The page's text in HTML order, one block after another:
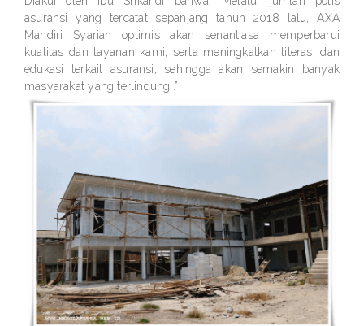
asuransi yang tercatat sepanjang tahun 2018 lalu, AXA
Mandiri Syariah optimis akan senantiasa memperbarui
kualitas dan layanan kami, serta meningkatkan literasi dan
edukasi terkait asuransi, sehingga akan semakin banyak
masyarakat yang terlindungi.”